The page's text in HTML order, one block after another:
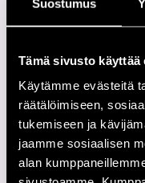
Suostumus
Tämä sivusto käyttää
Käytämme evästeitä
räätälöimiseen,
tukemiseen ja
jaamme sosiaalisen
alan
18.00
Koiton
TEATTERI / ULTRA
13.00
-
13.00
Karl
21.00
-